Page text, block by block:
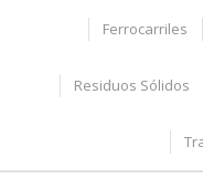
Ferrocarriles
Residuos Sólidos